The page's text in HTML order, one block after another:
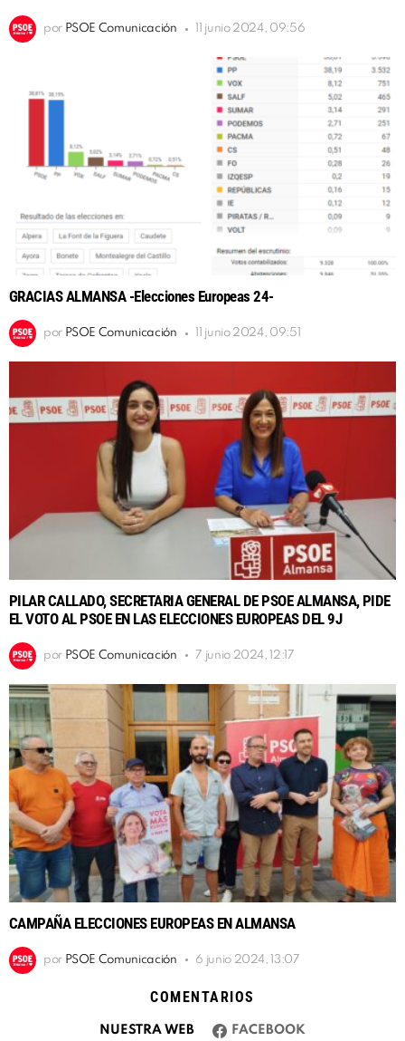
por PSOE Comunicación 11 junio 2024, 09:56
GRACIAS ALMANSA -Elecciones Europeas 24-
por PSOE Comunicación 11 junio 2024, 09:51
PILAR CALLADO, SECRETARIA GENERAL DE PSOE ALMANSA, PIDE
EL VOTO AL PSOE EN LAS ELECCIONES EUROPEAS DEL 9J
por PSOE Comunicación 7 junio 2024, 12:17
CAMPAÑA ELECCIONES EUROPEAS EN ALMANSA
por PSOE Comunicación 6 junio 2024, 13:07
COMENTARIOS
NUESTRA WEB FACEBOOK